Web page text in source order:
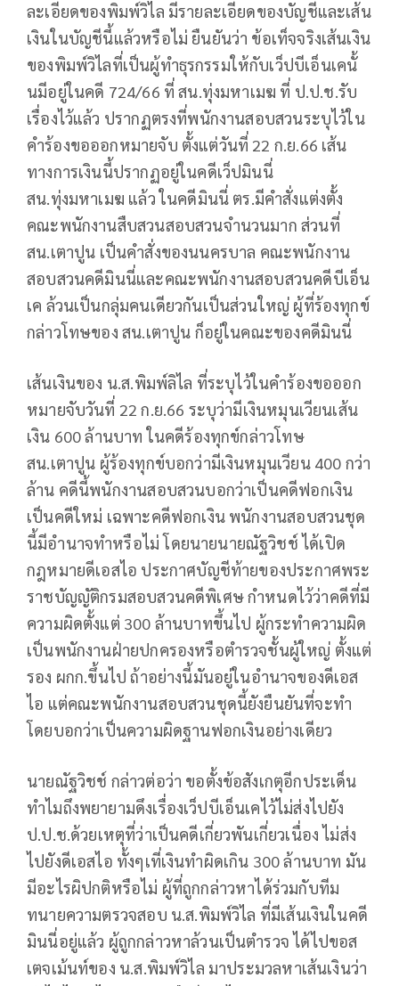
ละเอียดของพิมพ์วิไล มีรายละเอียดของบัญชีและเส้น
เงินในบัญชีนี้แล้วหรือไม่ ยืนยันว่า ข้อเท็จจริงเส้นเงิน
ของพิมพ์วิไลที่เป็นผู้ทำธุรกรรมให้กับเว็ปบีเอ็นเคนั้
นมีอยู่ในคดี 724/66 ที่ สน.ทุ่งมหาเมฆ ที่ ป.ป.ช.รับ
เรื่องไว้แล้ว ปรากฏตรงที่พนักงานสอบสวนระบุไว้ใน
คำร้องขอออกหมายจับ ตั้งแต่วันที่ 22 ก.ย.66 เส้น
ทางการเงินนี้ปรากฏอยู่ในคดีเว็ปมินนี่
สน.ทุ่งมหาเมฆ แล้ว ในคดีมินนี่ ตร.มีคำสั่งแต่งตั้ง
คณะพนักงานสืบสวนสอบสวนจำนวนมาก ส่วนที่
สน.เตาปูน เป็นคำสั่งของนนครบาล คณะพนักงาน
สอบสวนคดีมินนี่และคณะพนักงานสอบสวนคดีบีเอ็น
เค ล้วนเป็นกลุ่มคนเดียวกันเป็นส่วนใหญ่ ผู้ที่ร้องทุกข์
กล่าวโทษของ สน.เตาปูน ก็อยู่ในคณะของคดีมินนี่
เส้นเงินของ น.ส.พิมพ์ลิไล ที่ระบุไว้ในคำร้องขอออก
หมายจับวันที่ 22 ก.ย.66 ระบุว่ามีเงินหมุนเวียนเส้น
เงิน 600 ล้านบาท ในคดีร้องทุกข์กล่าวโทษ
สน.เตาปูน ผู้ร้องทุกข์บอกว่ามีเงินหมุนเวียน 400 กว่า
ล้าน คดีนี้พนักงานสอบสวนบอกว่าเป็นคดีฟอกเงิน
เป็นคดีใหม่ เฉพาะคดีฟอกเงิน พนักงานสอบสวนชุด
นี้มีอำนาจทำหรือไม่ โดยนายนายณัฐวิชช์ ได้เปิด
กฎหมายดีเอสไอ ประกาศบัญชีท้ายของประกาศพระ
ราชบัญญัติกรมสอบสวนคดีพิเศษ กำหนดไว้ว่าคดีที่มี
ความผิดตั้งแต่ 300 ล้านบาทขึ้นไป ผู้กระทำความผิด
เป็นพนักงานฝ่ายปกครองหรือตำรวจชั้นผู้ใหญ่ ตั้งแต่
รอง ผกก.ขึ้นไป ถ้าอย่างนี้มันอยู่ในอำนาจของดีเอส
ไอ แต่คณะพนักงานสอบสวนชุดนี้ยังยืนยันที่จะทำ
โดยบอกว่าเป็นความผิดฐานฟอกเงินอย่างเดียว
นายณัฐวิชช์ กล่าวต่อว่า ขอตั้งข้อสังเกตุอีกประเด็น
ทำไมถึงพยายามดึงเรื่องเว็ปบีเอ็นเคไว้ไม่ส่งไปยัง
ป.ป.ช.ด้วยเหตุที่ว่าเป็นคดีเกี่ยวพันเกี่ยวเนื่อง ไม่ส่ง
ไปยังดีเอสไอ ทั้งๆเที่เงินทำผิดเกิน 300 ล้านบาท มัน
มีอะไรผิปกติหรือไม่ ผู้ที่ถูกกล่าวหาได้ร่วมกับทีม
ทนายความตรวจสอบ น.ส.พิมพ์วิไล ที่มีเส้นเงินในคดี
มินนี่อยู่แล้ว ผู้ถูกกล่าวหาล้วนเป็นตำรวจ ได้ไปขอส
เตจเม้นท์ของ น.ส.พิมพ์วิไล มาประมวลหาเส้นเงินว่า